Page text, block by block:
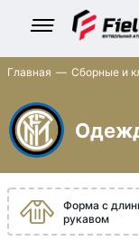
Главная Сборные и
Форма с
рукавом